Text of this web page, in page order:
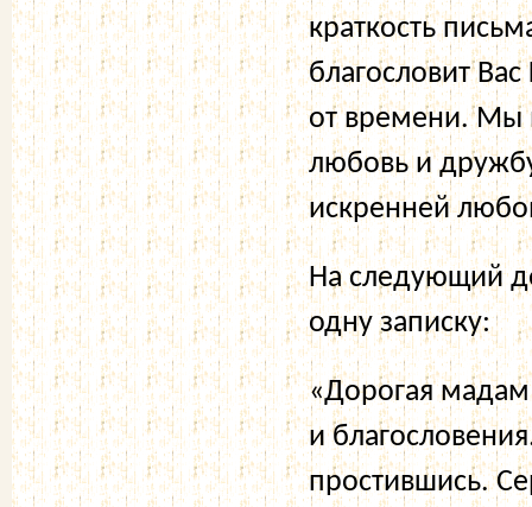
краткость
благословит
от времени. Мы
любовь и
искренней
На следующий
одну записку:
«Дорогая
и
простившись.